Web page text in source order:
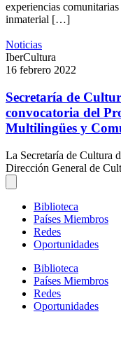
experiencias
inmaterial […]
Noticias
IberCultura
16 febrero 2022
Secretaría de
convocatoria del
Multilingües y
La Secretaría de Cultura
Dirección General de
Biblioteca
Países Miembros
Redes
Oportunidades
Biblioteca
Países Miembros
Redes
Oportunidades